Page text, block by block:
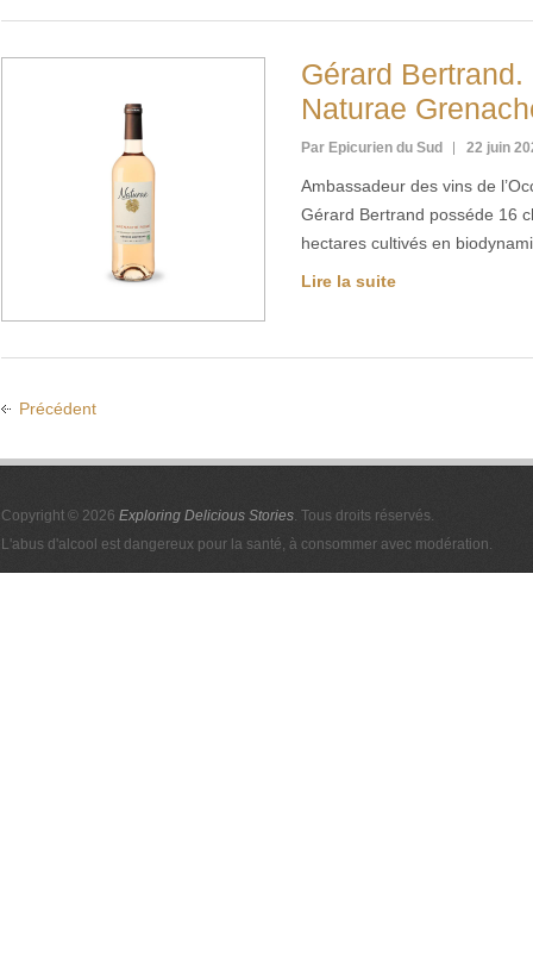
Gérard Bertrand.
Naturae
Par Epicurien du Sud 22 juin
Ambassadeur des vins de
Gérard Bertrand posséde 16
hectares cultivés en
Lire la suite
Précédent
Copyright © 2026 Exploring Delicious Stories. Tous droits réservés.
L'abus d'alcool est dangereux pour la santé, à consommer avec modération.